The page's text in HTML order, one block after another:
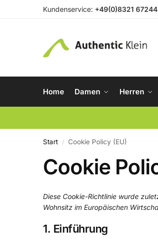
Kundenservice: +49(0)8321
Home Damen Herren
Start / Cookie Policy (EU)
Cookie
Diese Cookie-Richtlinie wurde
Wohnsitz im Europäischen
1. Einführung